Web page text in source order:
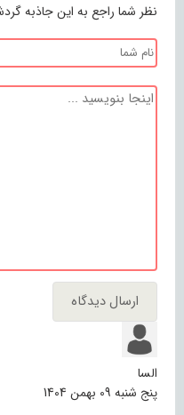
نظر شما راجع به این جاذبه
السا
پنج شنبه 09 بهمن 1404